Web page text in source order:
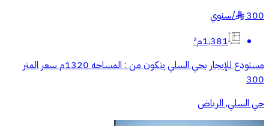
300
§
/سنوي
1,381م²
مستودع للإيجار بحي السلي يتكون من : المساحه 1320م سعر المتر
300
حي السلي, الرياض